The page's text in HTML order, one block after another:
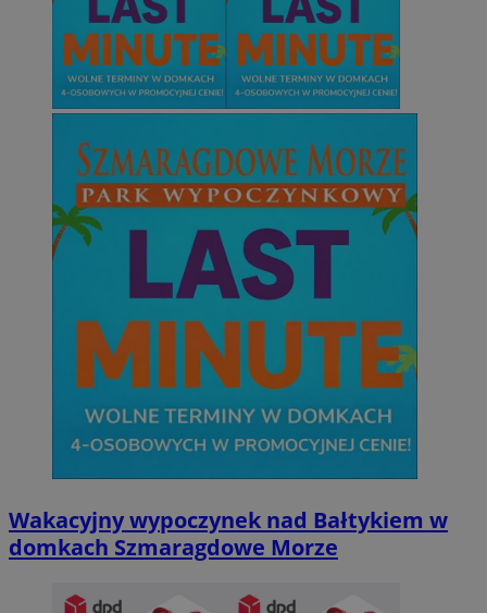
Wakacyjny wypoczynek nad Bałtykiem w
domkach Szmaragdowe Morze